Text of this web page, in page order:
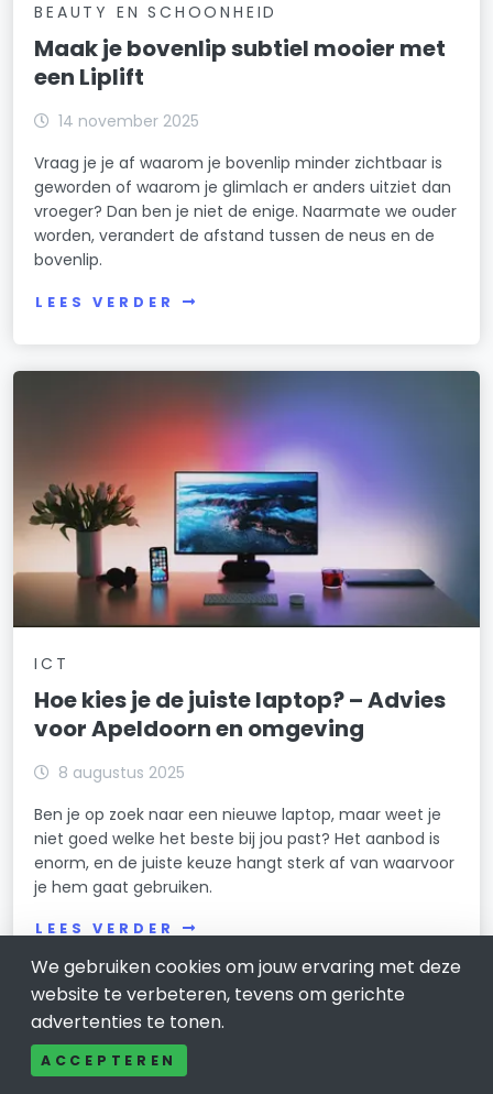
BEAUTY EN SCHOONHEID
Maak je bovenlip subtiel mooier met
een Liplift
14 november 2025
Vraag je je af waarom je bovenlip minder zichtbaar is
geworden of waarom je glimlach er anders uitziet dan
vroeger? Dan ben je niet de enige. Naarmate we ouder
worden, verandert de afstand tussen de neus en de
bovenlip.
LEES VERDER
ICT
Hoe kies je de juiste laptop? – Advies
voor Apeldoorn en omgeving
8 augustus 2025
Ben je op zoek naar een nieuwe laptop, maar weet je
niet goed welke het beste bij jou past? Het aanbod is
enorm, en de juiste keuze hangt sterk af van waarvoor
je hem gaat gebruiken.
LEES VERDER
We gebruiken cookies om jouw ervaring met deze
website te verbeteren, tevens om gerichte
advertenties te tonen.
ACCEPTEREN